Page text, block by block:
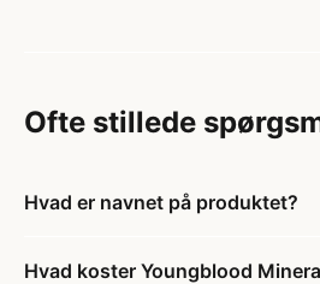
Ofte stillede
Hvad er navnet på produktet?
Hvad koster Youngblood